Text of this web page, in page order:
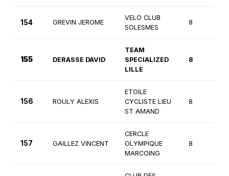
154 GREVIN JEROME
VELO CLUB
SOLESMES
8
155 DERASSE DAVID
TEAM
SPECIALIZED
LILLE
8
156 ROULY ALEXIS
ETOILE
CYCLISTE LIEU
ST AMAND
8
157 GAILLEZ VINCENT
CERCLE
OLYMPIQUE
MARCOING
8